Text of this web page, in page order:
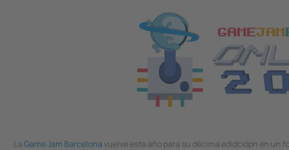
LaGame Jam Barcelona vuelve este año para su décima edidciópn en un